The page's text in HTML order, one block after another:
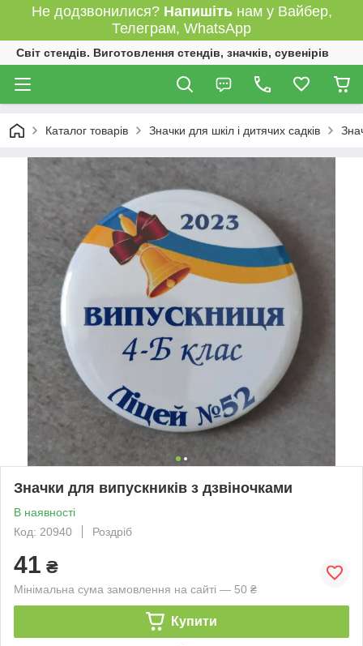
Не додзвонилися? Напишітьнам у Вайбер,
Телеграм, WhatsApp
Світ стендів. Виготовлення стендів, значків, сувенірів
Каталог товарів Значки для шкіл і дитячих садків
Значки для випускників з дзвіночками
В наявності
Код: 20940
Роздріб
41 ₴
Мінімальна сума замовлення на сайті — 50 ₴
Купити